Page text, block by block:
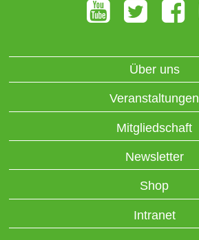
Über uns
Veranstaltungen
Mitgliedschaft
Newsletter
Shop
Intranet